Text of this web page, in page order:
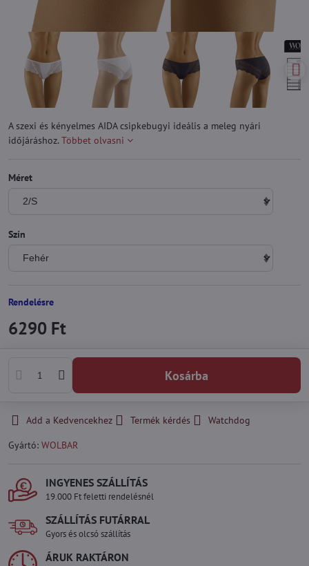
A szexi és kényelmes AIDA csipkebugyi ideális a meleg nyári
időjáráshoz. Többet olvasni
Méret
Szín
Rendelésre
6290 Ft
Kosárba
Add a Kedvencekhez Termék kérdés
Watchdog
Gyártó: WOLBAR
INGYENES SZÁLLÍTÁS
19.000 Ft feletti rendelésnél
SZÁLLÍTÁS FUTÁRRAL
Gyors és olcsó szállítás
ÁRUK RAKTÁRON